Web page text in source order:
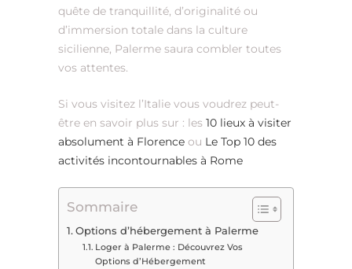
quête de tranquillité, d’originalité ou
d’immersion totale dans la culture
sicilienne, Palerme saura combler toutes
vos attentes.
Si vous visitez l’Italie vous voudrez peut-
être en savoir plus sur : les 10 lieux à visiter
absolument à Florence ou Le Top 10 des
activités incontournables à Rome
Sommaire
Options d’hébergement à Palerme
Loger à Palerme : Découvrez Vos
Options d’Hébergement